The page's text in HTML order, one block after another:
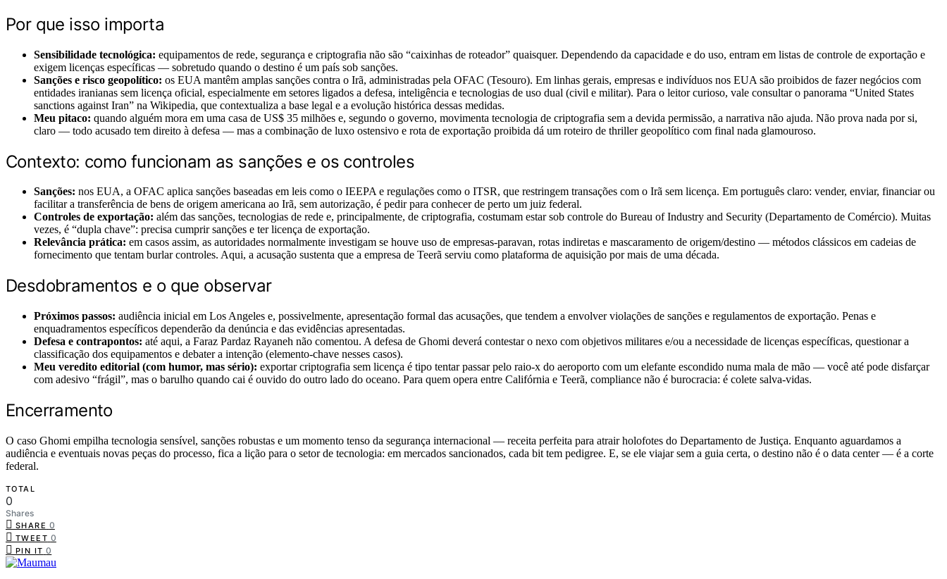
Por que isso importa
Sensibilidade tecnológica: equipamentos de rede, segurança e criptografia não são “caixinhas de roteador” quaisquer. Dependendo da capacidade e do uso, entram em listas de controle de exportação e
exigem licenças específicas — sobretudo quando o destino é um país sob sanções.
Sanções e risco geopolítico: os EUA mantêm amplas sanções contra o Irã, administradas pela OFAC (Tesouro). Em linhas gerais, empresas e indivíduos nos EUA são proibidos de fazer negócios com
entidades iranianas sem licença oficial, especialmente em setores ligados a defesa, inteligência e tecnologias de uso dual (civil e militar). Para o leitor curioso, vale consultar o panorama “United States
sanctions against Iran” na Wikipedia, que contextualiza a base legal e a evolução histórica dessas medidas.
Meu pitaco: quando alguém mora em uma casa de US$ 35 milhões e, segundo o governo, movimenta tecnologia de criptografia sem a devida permissão, a narrativa não ajuda. Não prova nada por si,
claro — todo acusado tem direito à defesa — mas a combinação de luxo ostensivo e rota de exportação proibida dá um roteiro de thriller geopolítico com final nada glamouroso.
Contexto: como funcionam as sanções e os controles
Sanções: nos EUA, a OFAC aplica sanções baseadas em leis como o IEEPA e regulações como o ITSR, que restringem transações com o Irã sem licença. Em português claro: vender, enviar, financiar ou
facilitar a transferência de bens de origem americana ao Irã, sem autorização, é pedir para conhecer de perto um juiz federal.
Controles de exportação: além das sanções, tecnologias de rede e, principalmente, de criptografia, costumam estar sob controle do Bureau of Industry and Security (Departamento de Comércio). Muitas
vezes, é “dupla chave”: precisa cumprir sanções e ter licença de exportação.
Relevância prática: em casos assim, as autoridades normalmente investigam se houve uso de empresas-paravan, rotas indiretas e mascaramento de origem/destino — métodos clássicos em cadeias de
fornecimento que tentam burlar controles. Aqui, a acusação sustenta que a empresa de Teerã serviu como plataforma de aquisição por mais de uma década.
Desdobramentos e o que observar
Próximos passos: audiência inicial em Los Angeles e, possivelmente, apresentação formal das acusações, que tendem a envolver violações de sanções e regulamentos de exportação. Penas e
enquadramentos específicos dependerão da denúncia e das evidências apresentadas.
Defesa e contrapontos: até aqui, a Faraz Pardaz Rayaneh não comentou. A defesa de Ghomi deverá contestar o nexo com objetivos militares e/ou a necessidade de licenças específicas, questionar a
classificação dos equipamentos e debater a intenção (elemento-chave nesses casos).
Meu veredito editorial (com humor, mas sério): exportar criptografia sem licença é tipo tentar passar pelo raio-x do aeroporto com um elefante escondido numa mala de mão — você até pode disfarçar
com adesivo “frágil”, mas o barulho quando cai é ouvido do outro lado do oceano. Para quem opera entre Califórnia e Teerã, compliance não é burocracia: é colete salva-vidas.
Encerramento
O caso Ghomi empilha tecnologia sensível, sanções robustas e um momento tenso da segurança internacional — receita perfeita para atrair holofotes do Departamento de Justiça. Enquanto aguardamos a
audiência e eventuais novas peças do processo, fica a lição para o setor de tecnologia: em mercados sancionados, cada bit tem pedigree. E, se ele viajar sem a guia certa, o destino não é o data center — é a corte
federal.
TOTAL
0
Shares
SHARE 0
TWEET 0
PIN IT 0